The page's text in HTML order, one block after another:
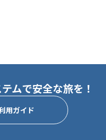
ムで安全な旅を！
用ガイド